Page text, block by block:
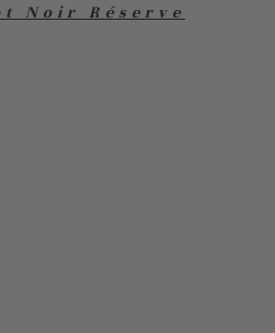
Noir Réserve